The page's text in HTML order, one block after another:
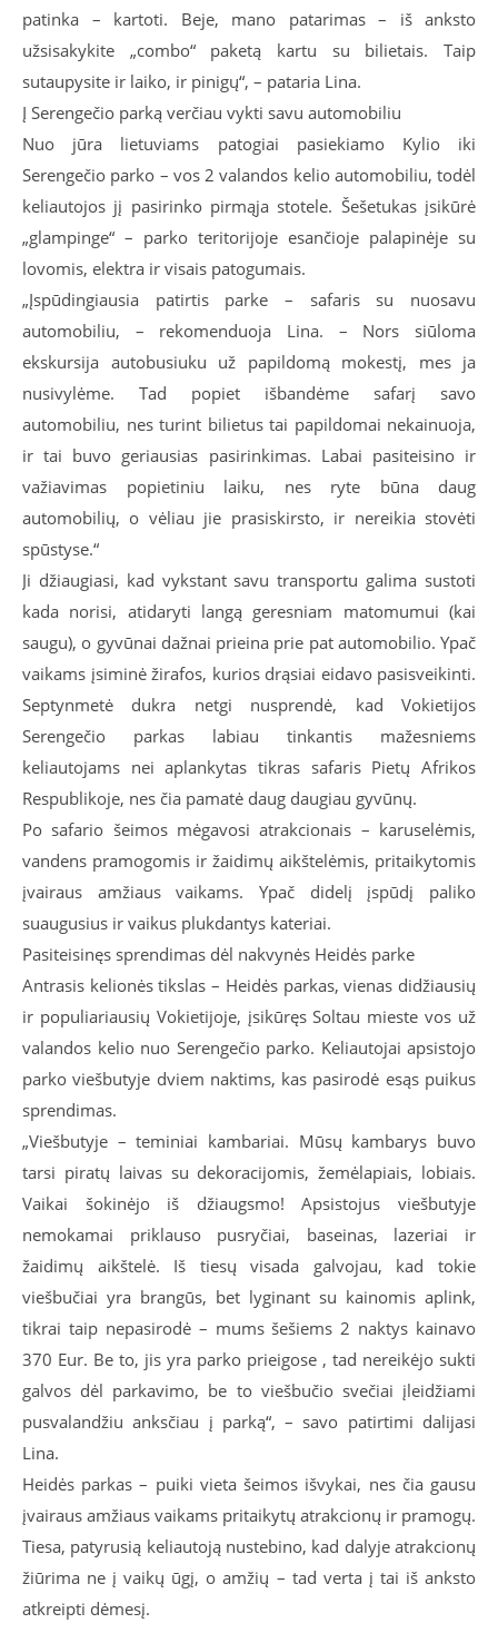
patinka – kartoti. Beje, mano patarimas – iš anksto
užsisakykite „combo“ paketą kartu su bilietais. Taip
sutaupysite ir laiko, ir pinigų“, – pataria Lina.
Į Serengečio parką verčiau vykti savu automobiliu
Nuo jūra lietuviams patogiai pasiekiamo Kylio iki
Serengečio parko – vos 2 valandos kelio automobiliu, todėl
keliautojos jį pasirinko pirmąja stotele. Šešetukas įsikūrė
„glampinge“ – parko teritorijoje esančioje palapinėje su
lovomis, elektra ir visais patogumais.
„Įspūdingiausia patirtis parke – safaris su nuosavu
automobiliu, – rekomenduoja Lina. – Nors siūloma
ekskursija autobusiuku už papildomą mokestį, mes ja
nusivylėme. Tad popiet išbandėme safarį savo
automobiliu, nes turint bilietus tai papildomai nekainuoja,
ir tai buvo geriausias pasirinkimas. Labai pasiteisino ir
važiavimas popietiniu laiku, nes ryte būna daug
automobilių, o vėliau jie prasiskirsto, ir nereikia stovėti
spūstyse.“
Ji džiaugiasi, kad vykstant savu transportu galima sustoti
kada norisi, atidaryti langą geresniam matomumui (kai
saugu), o gyvūnai dažnai prieina prie pat automobilio. Ypač
vaikams įsiminė žirafos, kurios drąsiai eidavo pasisveikinti.
Septynmetė dukra netgi nusprendė, kad Vokietijos
Serengečio parkas labiau tinkantis mažesniems
keliautojams nei aplankytas tikras safaris Pietų Afrikos
Respublikoje, nes čia pamatė daug daugiau gyvūnų.
Po safario šeimos mėgavosi atrakcionais – karuselėmis,
vandens pramogomis ir žaidimų aikštelėmis, pritaikytomis
įvairaus amžiaus vaikams. Ypač didelį įspūdį paliko
suaugusius ir vaikus plukdantys kateriai.
Pasiteisinęs sprendimas dėl nakvynės Heidės parke
Antrasis kelionės tikslas – Heidės parkas, vienas didžiausių
ir populiariausių Vokietijoje, įsikūręs Soltau mieste vos už
valandos kelio nuo Serengečio parko. Keliautojai apsistojo
parko viešbutyje dviem naktims, kas pasirodė esąs puikus
sprendimas.
„Viešbutyje – teminiai kambariai. Mūsų kambarys buvo
tarsi piratų laivas su dekoracijomis, žemėlapiais, lobiais.
Vaikai šokinėjo iš džiaugsmo! Apsistojus viešbutyje
nemokamai priklauso pusryčiai, baseinas, lazeriai ir
žaidimų aikštelė. Iš tiesų visada galvojau, kad tokie
viešbučiai yra brangūs, bet lyginant su kainomis aplink,
tikrai taip nepasirodė – mums šešiems 2 naktys kainavo
370 Eur. Be to, jis yra parko prieigose , tad nereikėjo sukti
galvos dėl parkavimo, be to viešbučio svečiai įleidžiami
pusvalandžiu anksčiau į parką“, – savo patirtimi dalijasi
Lina.
Heidės parkas – puiki vieta šeimos išvykai, nes čia gausu
įvairaus amžiaus vaikams pritaikytų atrakcionų ir pramogų.
Tiesa, patyrusią keliautoją nustebino, kad dalyje atrakcionų
žiūrima ne į vaikų ūgį, o amžių – tad verta į tai iš anksto
atkreipti dėmesį.